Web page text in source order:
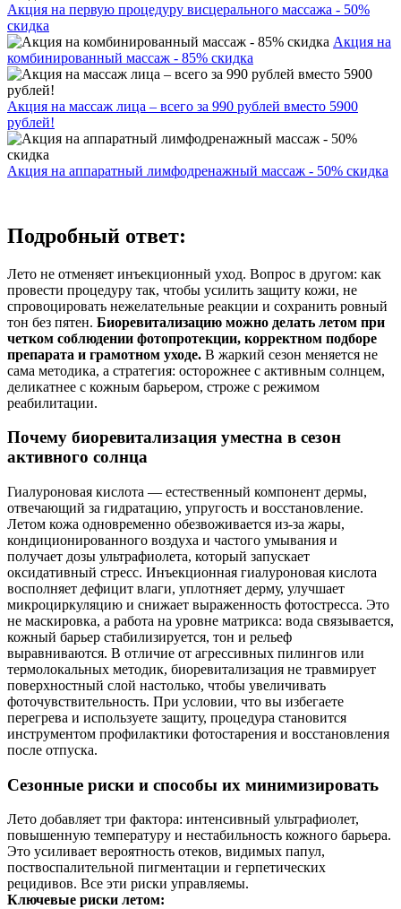
Акция на первую процедуру висцерального массажа - 50%
скидка
Акция на
комбинированный массаж - 85% скидка
Акция на массаж лица – всего за 990 рублей вместо 5900
рублей!
Акция на аппаратный лимфодренажный массаж - 50% скидка
Подробный ответ:
Лето не отменяет инъекционный уход. Вопрос в другом: как
провести процедуру так, чтобы усилить защиту кожи, не
спровоцировать нежелательные реакции и сохранить ровный
тон без пятен. Биоревитализацию можно делать летом при
четком соблюдении фотопротекции, корректном подборе
препарата и грамотном уходе. В жаркий сезон меняется не
сама методика, а стратегия: осторожнее с активным солнцем,
деликатнее с кожным барьером, строже с режимом
реабилитации.
Почему биоревитализация уместна в сезон
активного солнца
Гиалуроновая кислота — естественный компонент дермы,
отвечающий за гидратацию, упругость и восстановление.
Летом кожа одновременно обезвоживается из-за жары,
кондиционированного воздуха и частого умывания и
получает дозы ультрафиолета, который запускает
оксидативный стресс. Инъекционная гиалуроновая кислота
восполняет дефицит влаги, уплотняет дерму, улучшает
микроциркуляцию и снижает выраженность фотостресса. Это
не маскировка, а работа на уровне матрикса: вода связывается,
кожный барьер стабилизируется, тон и рельеф
выравниваются. В отличие от агрессивных пилингов или
термолокальных методик, биоревитализация не травмирует
поверхностный слой настолько, чтобы увеличивать
фоточувствительность. При условии, что вы избегаете
перегрева и используете защиту, процедура становится
инструментом профилактики фотоcтарения и восстановления
после отпуска.
Сезонные риски и способы их минимизировать
Лето добавляет три фактора: интенсивный ультрафиолет,
повышенную температуру и нестабильность кожного барьера.
Это усиливает вероятность отеков, видимых папул,
поствоспалительной пигментации и герпетических
рецидивов. Все эти риски управляемы.
Ключевые риски летом: